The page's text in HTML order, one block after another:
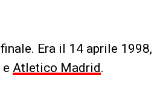
Era il 14 aprile 1998,
Atletico Madrid.